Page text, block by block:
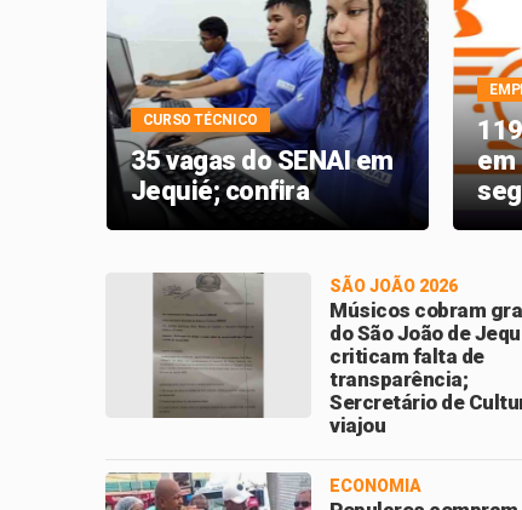
CURSO TÉCNICO
35 vagas do SENAI em
Jequié; confira
em
SÃO JOÃO 2026
Músicos cobram
do São João de
criticam falta de
transparência;
Sercretário de
viajou
ECONOMIA